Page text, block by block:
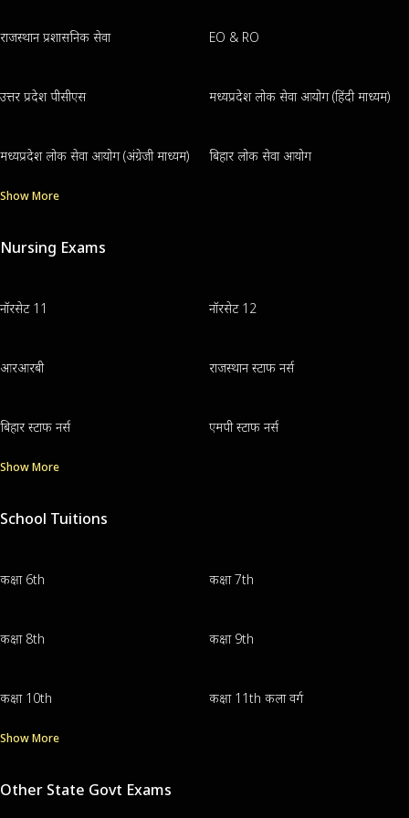
राजस्थान प्रशासनिक सेवा EO & RO
उत्तर प्रदेश पीसीएस मध्यप्रदेश लोक सेवा आयोग (हिंदी माध्यम)
मध्यप्रदेश लोक सेवा आयोग (अंग्रेजी माध्यम) बिहार लोक सेवा आयोग
Show More
Nursing Exams
नॉरसेट 11 नॉरसेट 12
आरआरबी राजस्थान स्टाफ नर्स
बिहार स्टाफ नर्स एमपी स्टाफ नर्स
Show More
School Tuitions
कक्षा 6th कक्षा 7th
कक्षा 8th कक्षा 9th
कक्षा 10th कक्षा 11th कला वर्ग
Show More
Other State Govt Exams